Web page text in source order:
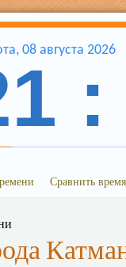
, 08 августа 2026
:
Сравнить время